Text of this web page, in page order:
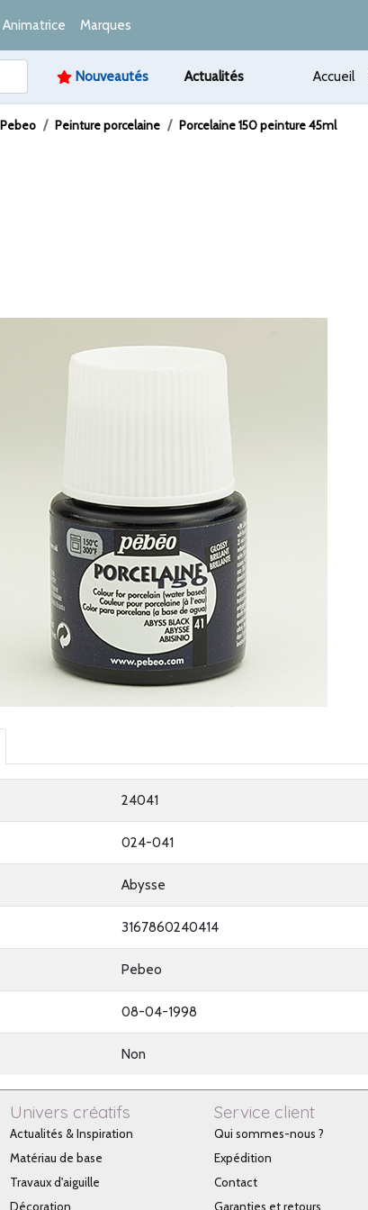
Animatrice Marques
Nouveautés Actualités Accueil
Pebeo Peinture porcelaine Porcelaine 150 peinture 45ml
24041
024-041
Abysse
3167860240414
Pebeo
08-04-1998
Non
Univers créatifs
Actualités & Inspiration
Matériau de base
Travaux d'aiguille
Décoration
Service client
Qui sommes-nous ?
Expédition
Contact
Garanties et retours